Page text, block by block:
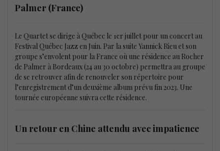
Palmer (France)
Le Quartet se dirige à Québec le 1er juillet pour un concert au
Festival Québec Jazz en Juin. Par la suite Yannick Rieu et son
groupe s’envolent pour la France où une résidence au Rocher
de Palmer à Bordeaux (24 au 30 octobre) permettra au groupe
de se retrouver afin de renouveler son répertoire pour
l’enregistrement d’un deuxième album prévu fin 2023. Une
tournée européenne suivra cette résidence.
Un retour en Chine attendu avec impatience